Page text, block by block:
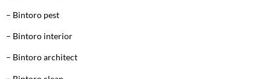
– Bintoro pest
– Bintoro interior
– Bintoro architect